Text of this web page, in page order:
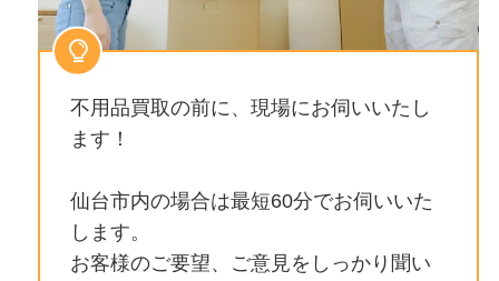
不用品買取の前に、現場にお伺いいたし
ます！
仙台市内の場合は最短60分でお伺いいた
します。
お客様のご要望、ご意見をしっかり聞い